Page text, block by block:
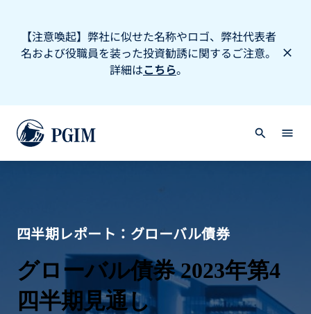
【注意喚起】弊社に似せた名称やロゴ、弊社代表者
名および役職員を装った投資勧誘に関するご注意。
詳細はこちら。
四半期レポート：グローバル債券
グローバル債券 2023年第4
四半期見通し